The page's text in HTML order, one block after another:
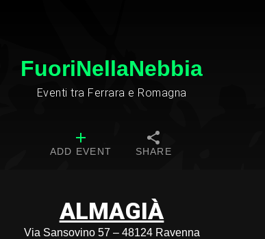
FuoriNellaNebbia
Eventi tra Ferrara e Romagna
ADD EVENT SHARE
ALMAGIÀ
Via Sansovino 57 – 48124 Ravenna